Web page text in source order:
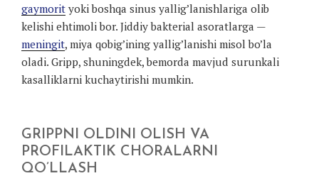
gaymorit yoki boshqa sinus yallig’lanishlariga olib
kelishi ehtimoli bor. Jiddiy bakterial asoratlarga —
meningit, miya qobig’ining yallig’lanishi misol bo’la
oladi. Gripp, shuningdek, bemorda mavjud surunkali
kasalliklarni kuchaytirishi mumkin.
GRIPPNI OLDINI OLISH VA
PROFILAKTIK CHORALARNI
QO’LLASH